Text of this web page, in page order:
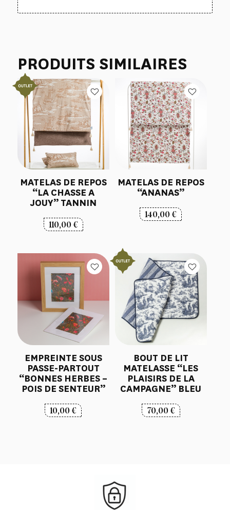
PRODUITS SIMILAIRES
MATELAS DE REPOS
“LA CHASSE A
JOUY” TANNIN
110,00€
MATELAS DE REPOS
“ANANAS”
140,00€
EMPREINTE SOUS
PASSE-PARTOUT
“BONNES HERBES –
POIS DE SENTEUR”
10,00€
BOUT DE LIT
MATELASSE “LES
PLAISIRS DE LA
CAMPAGNE” BLEU
70,00€